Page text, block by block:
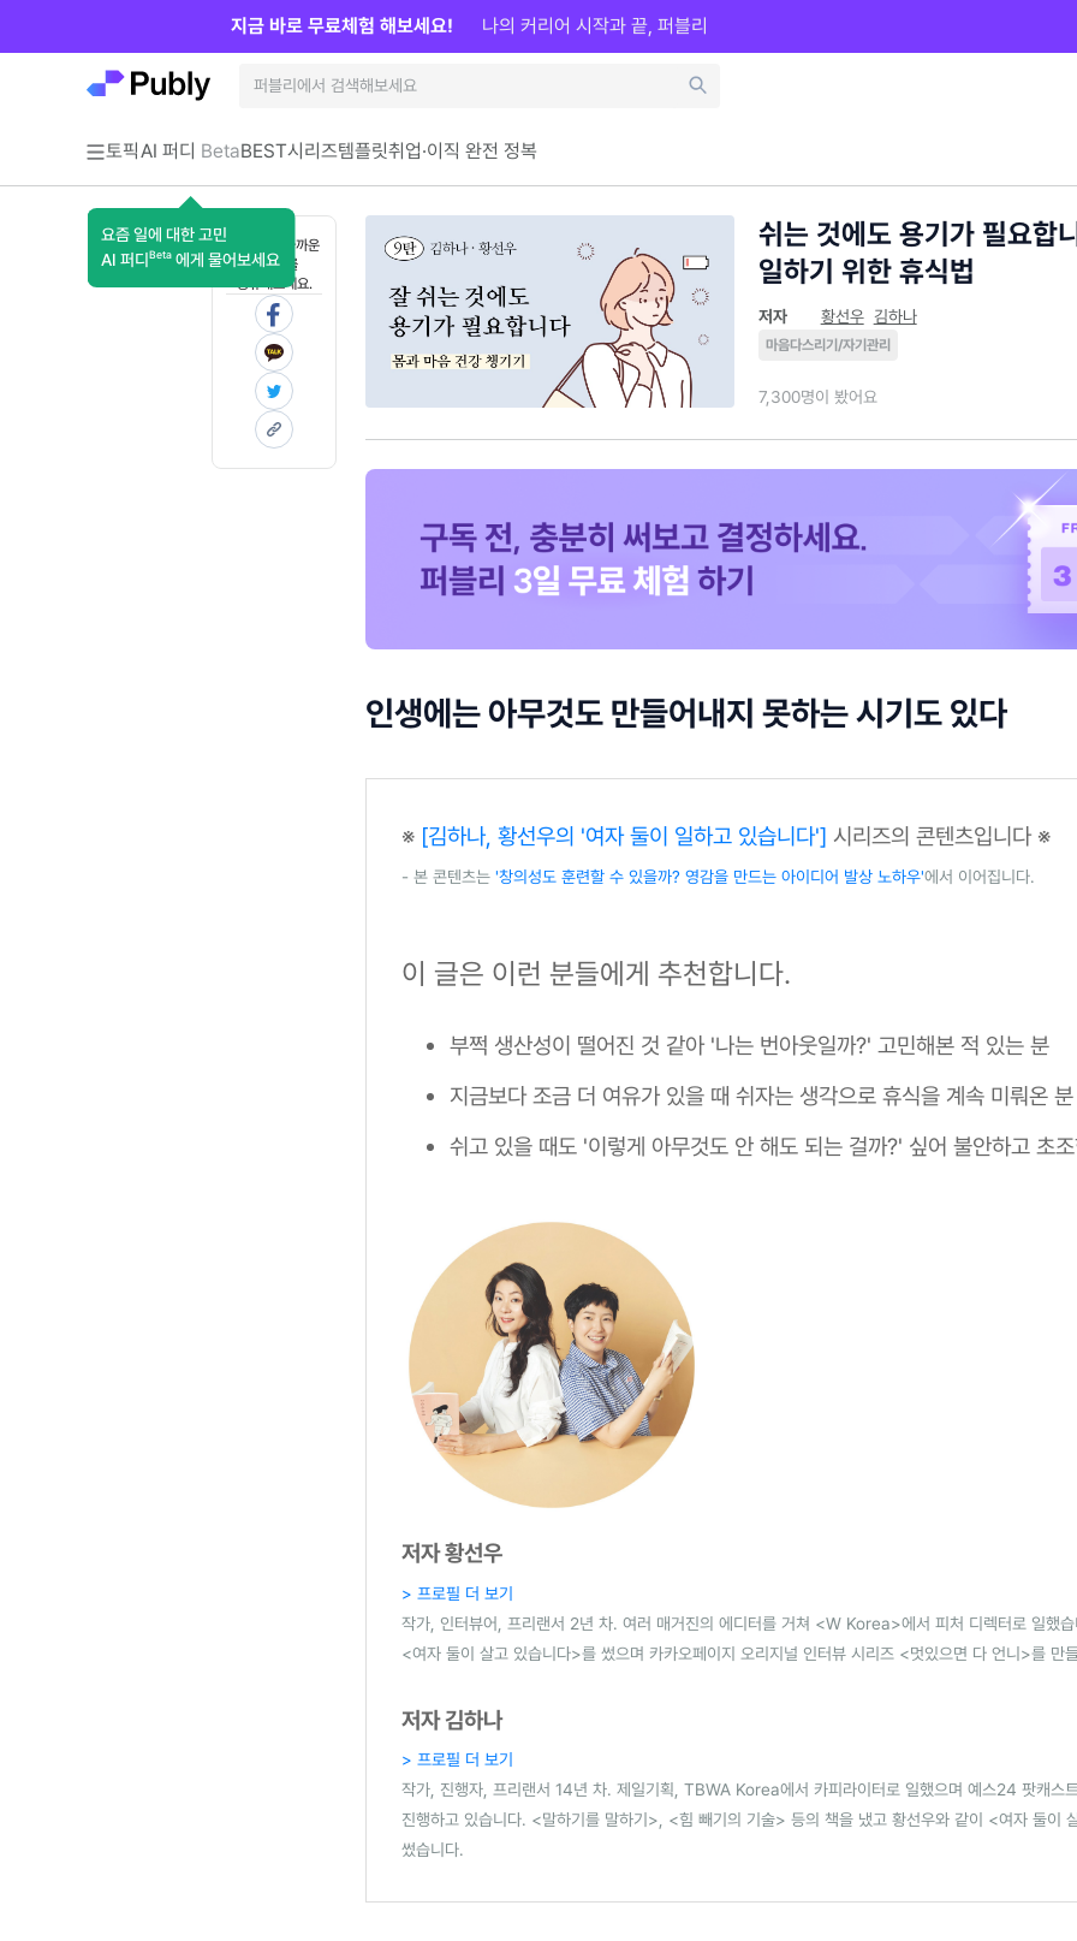
토픽AI 퍼디 Beta
요즘 일에 대한 고민
AI 퍼디 Beta 에게 물어보세요
BEST시리즈템플릿취업·이직 완전 정복
지금 바로 무료체험 해보세요! 나의 커리어 시작과 끝, 퍼블리
혼자 보기 아까운
콘텐츠를
공유해보세요.
쉬는 것에도 용기가 필요합
일하기 위한 휴식법
저자 황선우 김하나
마음다스리기/자기관리
7,300명이 봤어요
인생에는 아무것도 만들어내지 못하는 시기도 있다
※ [김하나, 황선우의 '여자 둘이 일하고 있습니다'] 시리즈의 콘텐츠입니다 ※
- 본 콘텐츠는 '창의성도 훈련할 수 있을까? 영감을 만드는 아이디어 발상 노하우'에서 이어집니다.
이 글은 이런 분들에게 추천합니다.
부쩍 생산성이 떨어진 것 같아 '나는 번아웃일까?' 고민해본 적 있는 분
지금보다 조금 더 여유가 있을 때 쉬자는 생각으로 휴식을 계속 미뤄온 분
쉬고 있을 때도 '이렇게 아무것도 안 해도 되는 걸까?' 싶어 불안하고 초
저자 황선우
> 프로필 더 보기
작가, 인터뷰어, 프리랜서 2년 차. 여러 매거진의 에디터를 거쳐 <W Korea>에서 피처 디렉터로 일했
<여자 둘이 살고 있습니다>를 썼으며 카카오페이지 오리지널 인터뷰 시리즈 <멋있으면 다 언니>를 만
저자 김하나
> 프로필 더 보기
작가, 진행자, 프리랜서 14년 차. 제일기획, TBWA Korea에서 카피라이터로 일했으며 예스24 팟캐스
진행하고 있습니다. <말하기를 말하기>, <힘 빼기의 기술> 등의 책을 냈고 황선우와 같이 <여자 둘이
썼습니다.